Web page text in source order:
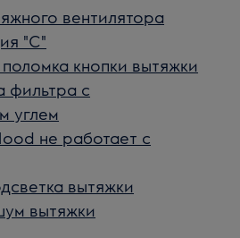
вентилятора
"С"
кнопки вытяжки
фильтра с
углем
не работает с
вытяжки
вытяжки